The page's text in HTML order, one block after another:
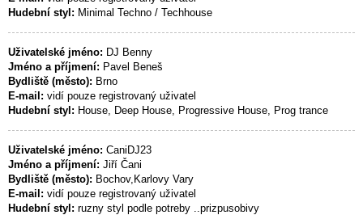
Hudební styl: Minimal Techno / Techhouse
Uživatelské jméno: DJ Benny
Jméno a příjmení: Pavel Beneš
Bydliště (město): Brno
E-mail: vidí pouze registrovaný uživatel
Hudební styl: House, Deep House, Progressive House, Prog trance
Uživatelské jméno: CaniDJ23
Jméno a příjmení: Jiří Čani
Bydliště (město): Bochov,Karlovy Vary
E-mail: vidí pouze registrovaný uživatel
Hudební styl: ruzny styl podle potreby ..prizpusobivy